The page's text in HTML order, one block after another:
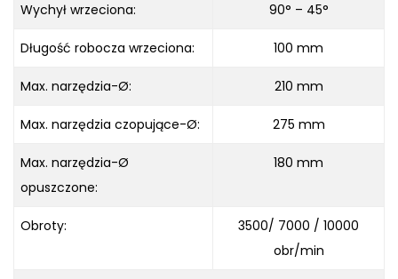
Wychył wrzeciona: 90° – 45°
Długość robocza wrzeciona: 100 mm
Max. narzędzia-Ø: 210 mm
Max. narzędzia czopujące-Ø: 275 mm
Max. narzędzia-Ø
opuszczone:
180 mm
Obroty:
3500/ 7000 / 10000
obr/min